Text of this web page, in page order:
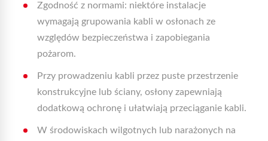
Zgodność z normami: niektóre instalacje
wymagają grupowania kabli w osłonach ze
względów bezpieczeństwa i zapobiegania
pożarom.
Przy prowadzeniu kabli przez puste przestrzenie
konstrukcyjne lub ściany, osłony zapewniają
dodatkową ochronę i ułatwiają przeciąganie kabli.
W środowiskach wilgotnych lub narażonych na